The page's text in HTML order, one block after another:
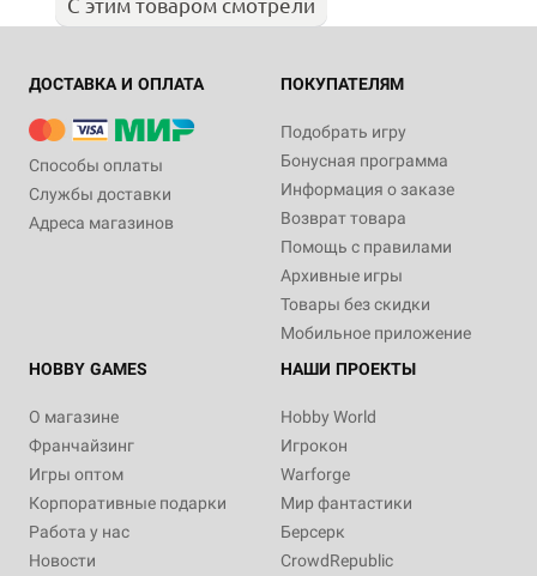
ДОСТАВКА И ОПЛАТА
Способы оплаты
Службы доставки
Адреса магазинов
ПОКУПАТЕЛЯМ
Подобрать игру
Бонусная программа
Информация о заказе
Возврат товара
Помощь с правилами
Архивные игры
Товары без скидки
Мобильное приложение
HOBBY GAMES
О магазине
Франчайзинг
Игры оптом
Корпоративные подарки
Работа у нас
Новости
НАШИ ПРОЕКТЫ
Hobby World
Игрокон
Warforge
Мир фантастики
Берсерк
CrowdRepublic